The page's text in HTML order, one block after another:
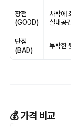
장점
(GOOD)
차박에
실내공
단점
(BAD)
투박한
💰 가격 비교